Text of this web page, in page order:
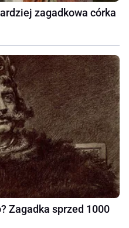
zagadkowa córka
Zagadka sprzed 1000